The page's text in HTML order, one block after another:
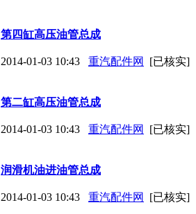
第四缸高压油管总成
2014-01-03 10:43 重汽配件网 [已核实]
第二缸高压油管总成
2014-01-03 10:43 重汽配件网 [已核实]
润滑机油进油管总成
2014-01-03 10:43 重汽配件网 [已核实]